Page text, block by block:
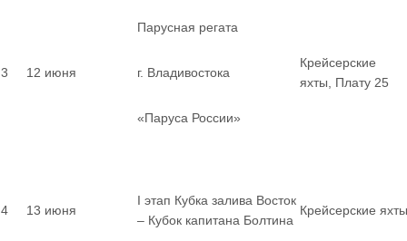
3 12 июня
Парусная регата
г. Владивостока
«Паруса России»
Крейсерские
яхты, Плату 25
4 13 июня
I этап Кубка залива Восток
– Кубок капитана Болтина
Крейсерские яхты